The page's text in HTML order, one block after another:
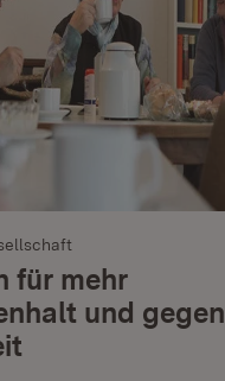
für mehr
und gegen